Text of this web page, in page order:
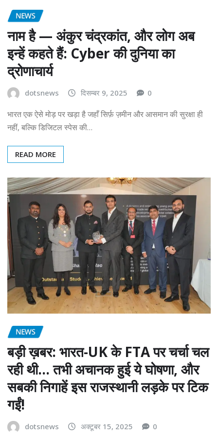
NEWS
नाम है — अंकुर चंद्रकांत, और लोग अब
इन्हें कहते हैं: Cyber की दुनिया का
द्रोणाचार्य
dotsnews दिसम्बर 9, 2025 0
भारत एक ऐसे मोड़ पर खड़ा है जहाँ सिर्फ़ ज़मीन और आसमान की सुरक्षा ही
नहीं, बल्कि डिजिटल स्पेस की…
READ MORE
NEWS
बड़ी ख़बर: भारत-UK के FTA पर चर्चा चल
रही थी… तभी अचानक हुई ये घोषणा, और
सबकी निगाहें इस राजस्थानी लड़के पर टिक
गईं!
dotsnews अक्टूबर 15, 2025 0